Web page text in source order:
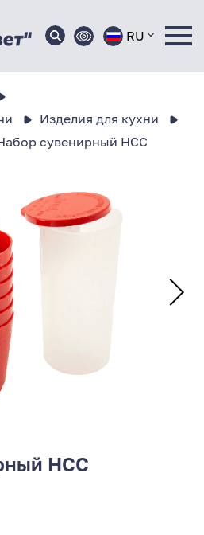
RU
Изделия для кухни
сувенирный НСС
НСС